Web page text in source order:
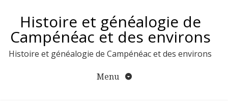
contenuHistoire et généalogie de
Campénéac et des environs
Histoire et généalogie de Campénéac et des environs
Menu